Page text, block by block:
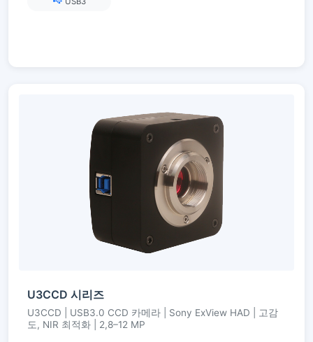
U3CCD 시리즈
U3CCD | USB3.0 CCD 카메라 | Sony ExView HAD | 고감
도, NIR 최적화 | 2,8–12 MP